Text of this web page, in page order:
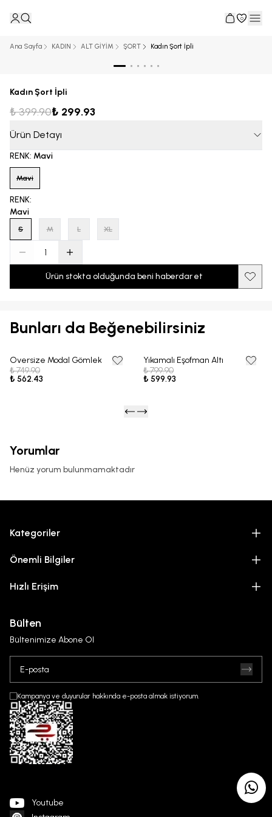
0
Ana Sayfa KADIN ALT GİYİM ŞORT Kadın Şort İpli
Kadın Şort İpli
₺ 399.90₺ 299.93
Ürün Detayı
RENK: Mavi
Mavi
RENK:
Mavi
S M L XL
Ürün stokta olduğunda beni haberdar et
Bunları da Beğenebilirsiniz
25% OFF
Oversize Modal Gömlek
₺ 749.90
₺ 562.43
25% OFF
Yıkamalı Eşofman Altı
₺ 799.90
₺ 599.93
Yorumlar
Henüz yorum bulunmamaktadır
Kategoriler
Önemli Bilgiler
Hızlı Erişim
Bülten
Bültenimize Abone Ol
Kampanya ve duyurular hakkında e-posta almak istiyorum.
Youtube